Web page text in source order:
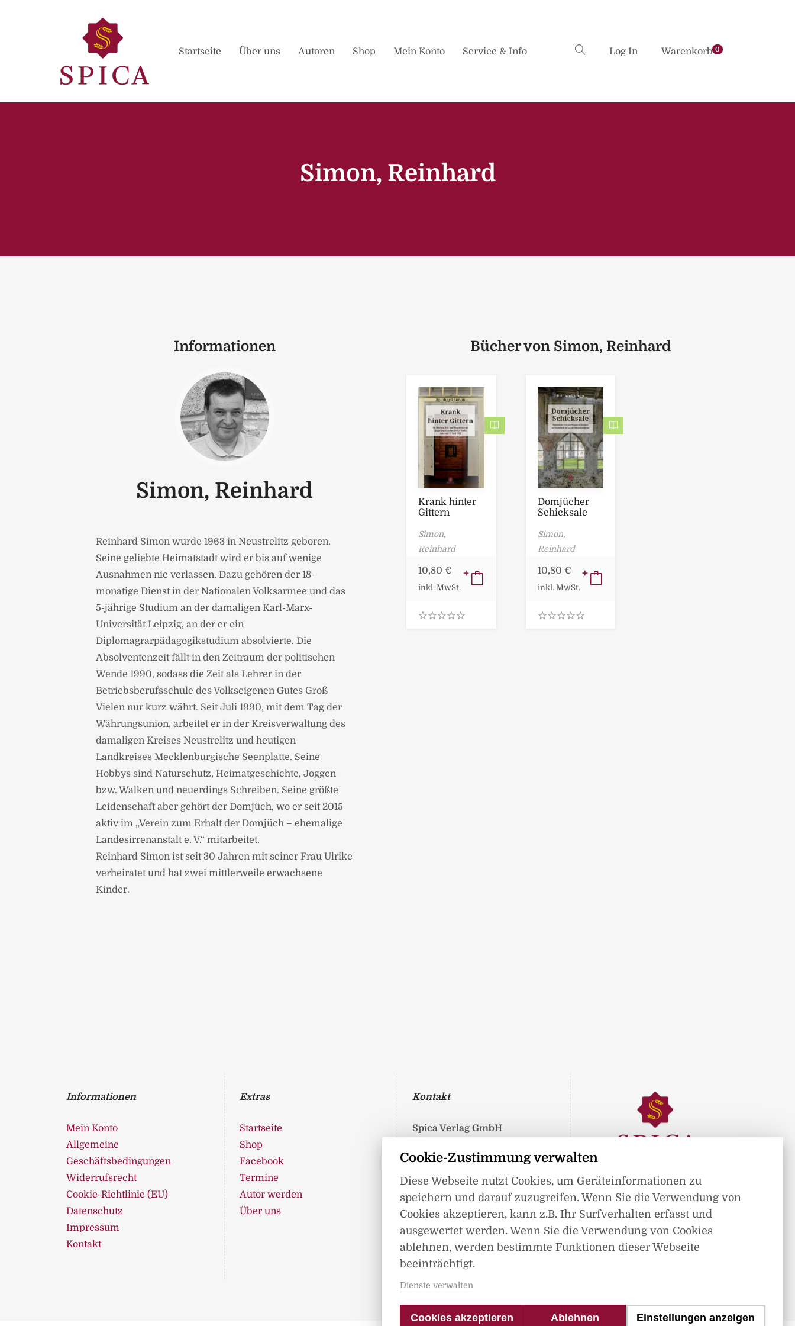
Cookie-Zustimmung verwalten
Diese Webseite nutzt Cookies, um Geräteinformationen zu
speichern und darauf zuzugreifen. Wenn Sie die Verwendung von
Cookies akzeptieren, kann z.B. Ihr Surfverhalten erfasst und
ausgewertet werden. Wenn Sie die Verwendung von Cookies
ablehnen, werden bestimmte Funktionen dieser Webseite
beeinträchtigt.
Dienste verwalten
Cookies akzeptieren Ablehnen Einstellungen anzeigen
Startseite Über uns Autoren Shop Mein Konto Service & Info Log In Warenkorb0
Simon, Reinhard
Informationen
Simon, Reinhard
Reinhard Simon wurde 1963 in Neustrelitz geboren.
Seine geliebte Heimatstadt wird er bis auf wenige
Ausnahmen nie verlassen. Dazu gehören der 18-
monatige Dienst in der Nationalen Volksarmee und das
5-jährige Studium an der damaligen Karl-Marx-
Universität Leipzig, an der er ein
Diplomagrarpädagogikstudium absolvierte. Die
Absolventenzeit fällt in den Zeitraum der politischen
Wende 1990, sodass die Zeit als Lehrer in der
Betriebsberufsschule des Volkseigenen Gutes Groß
Vielen nur kurz währt. Seit Juli 1990, mit dem Tag der
Währungsunion, arbeitet er in der Kreisverwaltung des
damaligen Kreises Neustrelitz und heutigen
Landkreises Mecklenburgische Seenplatte. Seine
Hobbys sind Naturschutz, Heimatgeschichte, Joggen
bzw. Walken und neuerdings Schreiben. Seine größte
Leidenschaft aber gehört der Domjüch, wo er seit 2015
aktiv im „Verein zum Erhalt der Domjüch – ehemalige
Landesirrenanstalt e. V.“ mitarbeitet.
Reinhard Simon ist seit 30 Jahren mit seiner Frau Ulrike
verheiratet und hat zwei mittlerweile erwachsene
Kinder.
Bücher von Simon, Reinhard
Krank hinter
Gittern
Simon,
Reinhard
10,80 €
inkl. MwSt.
Domjücher
Schicksale
Simon,
Reinhard
10,80 €
inkl. MwSt.
Informationen
Mein Konto
Allgemeine
Geschäftsbedingungen
Widerrufsrecht
Cookie-Richtlinie (EU)
Datenschutz
Impressum
Kontakt
Extras
Startseite
Shop
Facebook
Termine
Autor werden
Über uns
Kontakt
Spica Verlag GmbH
17237 Blumenholz
Telefon: 0395 362 99 360
Telefax: 0395 362 993 89
info@spica-verlag.de
Mitglied im